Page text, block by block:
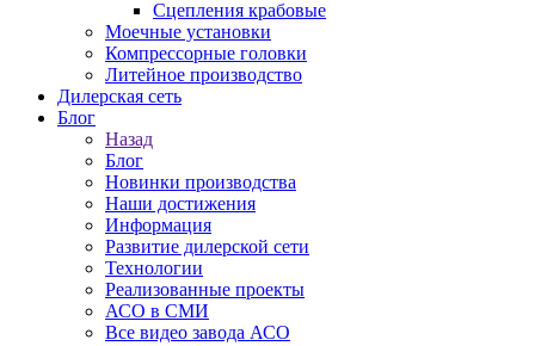
Сцепления крабовые
Моечные установки
Компрессорные головки
Литейное производство
Дилерская сеть
Блог
Назад
Блог
Новинки производства
Наши достижения
Информация
Развитие дилерской сети
Технологии
Реализованные проекты
АСО в СМИ
Все видео завода АСО